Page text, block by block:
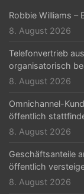
a
t
i
o
Robbie Williams –
8. August 2026
Telefonvertrieb
organisatorisch
8. August 2026
Omnichannel-
öffentlich
8. August 2026
Geschäftsanteile
öffentlich
8. August 2026